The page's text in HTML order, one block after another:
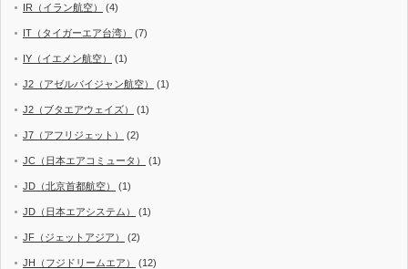
IR（イラン航空） (4)
IT（タイガーエア台湾） (7)
IY（イエメン航空） (1)
J2（アゼルバイジャン航空） (1)
J2（ブタエアウェイズ） (1)
J7（アフリジェット） (2)
JC（日本エアコミュータ） (1)
JD（北京首都航空） (1)
JD（日本エアシステム） (1)
JF（ジェットアジア） (2)
JH（フジドリームエア） (12)